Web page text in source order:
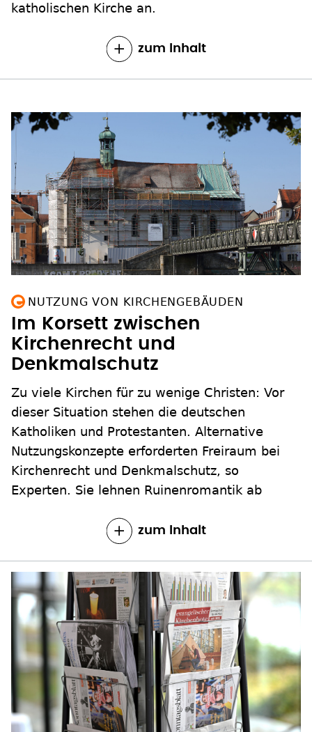
katholischen Kirche an.
zum Inhalt
NUTZUNG VON KIRCHENGEBÄUDEN
Im Korsett zwischen
Kirchenrecht und
Denkmalschutz
Zu viele Kirchen für zu wenige Christen: Vor
dieser Situation stehen die deutschen
Katholiken und Protestanten. Alternative
Nutzungskonzepte erforderten Freiraum bei
Kirchenrecht und Denkmalschutz, so
Experten. Sie lehnen Ruinenromantik ab
zum Inhalt